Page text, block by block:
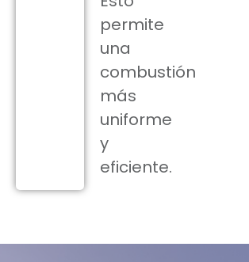
permite
una
combustión
más
uniforme
y
eficiente.